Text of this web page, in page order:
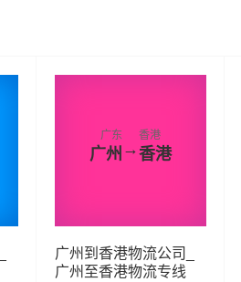
广东
广州 →
香港
香港
广州到香港物流公司_
广州至香港物流专线